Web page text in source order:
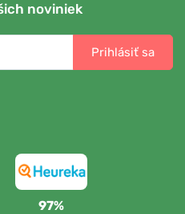
noviniek
Prihlásiť sa
97%